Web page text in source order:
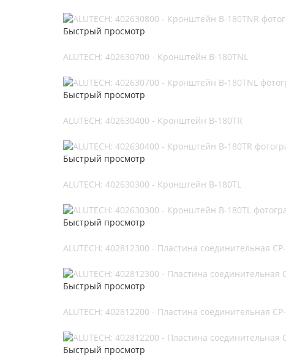
Быстрый просмотр
ALUTECH: 402630700 - Кронштейн B-180TNL
Быстрый просмотр
ALUTECH: 402630400 - Кронштейн B-180TR
Быстрый просмотр
ALUTECH: 402630300 - Кронштейн B-180TL
Быстрый просмотр
ALUTECH: 402812300 - Пластина соединительная
Быстрый просмотр
ALUTECH: 402812200 - Пластина соединительная
Быстрый просмотр